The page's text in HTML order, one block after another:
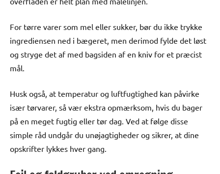
For tørre varer som mel eller sukker, bør du ikke trykke
ingrediensen ned i bægeret, men derimod fylde det løst
og stryge det af med bagsiden af en kniv for et præcist
mål.
Husk også, at temperatur og luftfugtighed kan påvirke
især tørvarer, så vær ekstra opmærksom, hvis du bager
på en meget fugtig eller tør dag. Ved at følge disse
simple råd undgår du unøjagtigheder og sikrer, at dine
opskrifter lykkes hver gang.